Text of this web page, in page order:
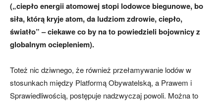
(„ciepło energii atomowej stopi lodowce biegunowe, bo
siła, którą kryje atom, da ludziom zdrowie, ciepło,
światło” – ciekawe co by na to powiedzieli bojownicy z
globalnym ociepleniem).
Toteż nic dziwnego, że również przełamywanie lodów w
stosunkach między Platformą Obywatelską, a Prawem i
Sprawiedliwością, postępuje nadzwyczaj powoli. Można to